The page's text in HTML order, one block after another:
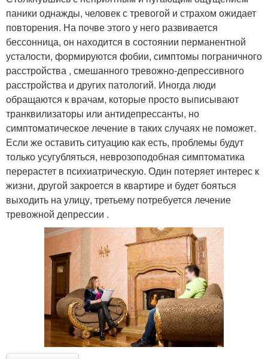
паники однажды, человек с тревогой и страхом ожидает
повторения. На почве этого у него развивается
бессонница, он находится в состоянии перманентной
усталости, формируются фобии, симптомы пограничного
расстройства , смешанного тревожно-депрессивного
расстройства и других патологий. Иногда люди
обращаются к врачам, которые просто выписывают
транквилизаторы или антидепрессанты, но
симптоматическое лечение в таких случаях не поможет.
Если же оставить ситуацию как есть, проблемы будут
только усугубляться, неврозоподобная симптоматика
перерастет в психиатрическую. Один потеряет интерес к
жизни, другой закроется в квартире и будет бояться
выходить на улицу, третьему потребуется лечение
тревожной депрессии .